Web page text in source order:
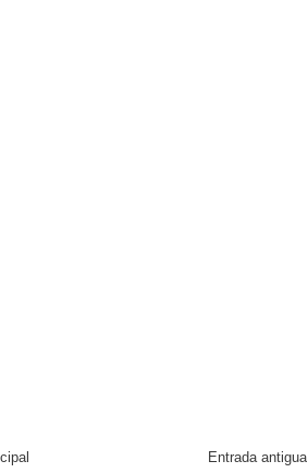
Entrada antigua